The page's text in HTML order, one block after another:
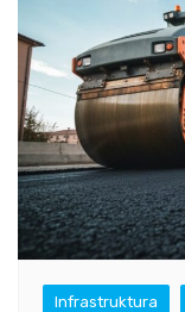
Infrastruktura